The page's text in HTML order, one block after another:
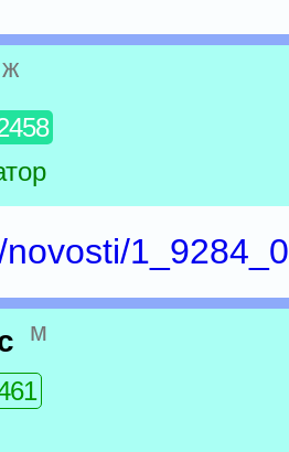
ж
novosti/
м